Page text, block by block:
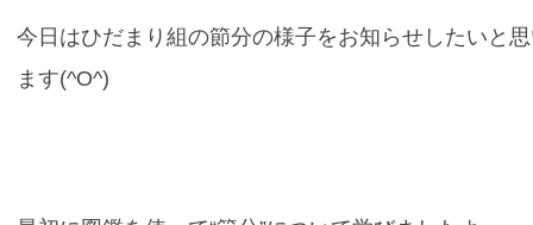
今日はひだまり組の節分の様子をお知らせしたいと
ます(^O^)